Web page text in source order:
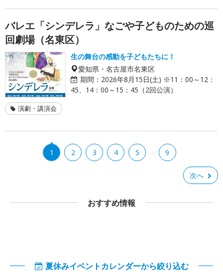
バレエ「シンデレラ」なごや子どものための巡
回劇場（名東区）
生の舞台の感動を子どもたちに！
愛知県・名古屋市名東区
期間： 2026年8月15日(土) ※11：00～12：
45、14：00～15：45（2回公演）
演劇・講演会
1 2 3 4 5 … 9
次へ
おすすめ情報
夏休みイベントカレンダーから絞り込む